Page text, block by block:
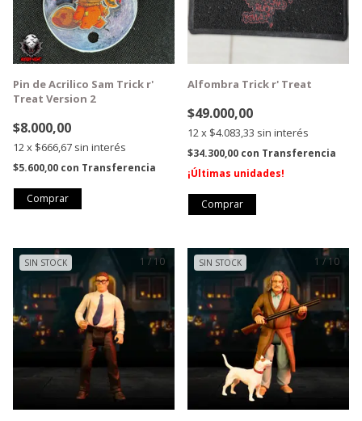
Pin de Acrilico Sam Trick r'
Treat Version 2
$8.000,00
12x $666,67 sin interés
$5.600,00 con Transferencia
Alfombra Trick r' Treat
$49.000,00
12x $4.083,33 sin interés
$34.300,00 con Transferencia
¡Últimas unidades!
1 /10
SIN STOCK 1 /10
SIN STOCK